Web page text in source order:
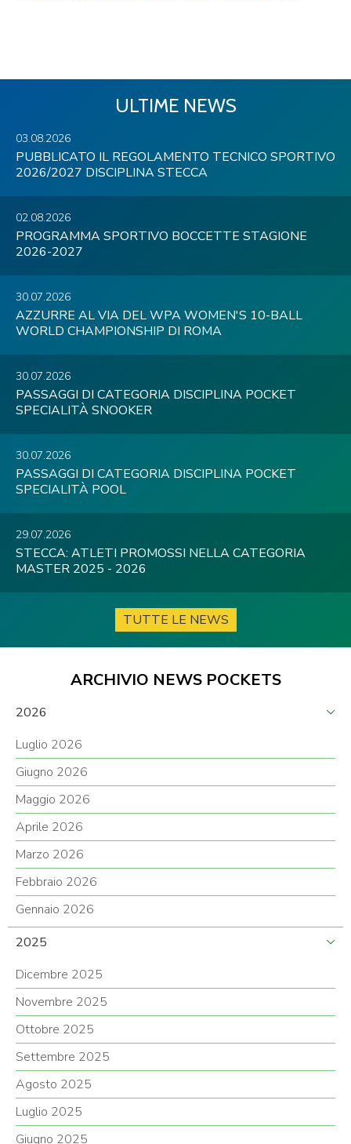
ULTIME NEWS
03.08.2026
PUBBLICATO IL REGOLAMENTO TECNICO SPORTIVO
2026/2027 DISCIPLINA STECCA
02.08.2026
PROGRAMMA SPORTIVO BOCCETTE STAGIONE
2026-2027
30.07.2026
AZZURRE AL VIA DEL WPA WOMEN'S 10-BALL
WORLD CHAMPIONSHIP DI ROMA
30.07.2026
PASSAGGI DI CATEGORIA DISCIPLINA POCKET
SPECIALITÀ SNOOKER
30.07.2026
PASSAGGI DI CATEGORIA DISCIPLINA POCKET
SPECIALITÀ POOL
29.07.2026
STECCA: ATLETI PROMOSSI NELLA CATEGORIA
MASTER 2025 - 2026
TUTTE LE NEWS
ARCHIVIO NEWS POCKETS
2026
Luglio 2026
Giugno 2026
Maggio 2026
Aprile 2026
Marzo 2026
Febbraio 2026
Gennaio 2026
2025
Dicembre 2025
Novembre 2025
Ottobre 2025
Settembre 2025
Agosto 2025
Luglio 2025
Giugno 2025